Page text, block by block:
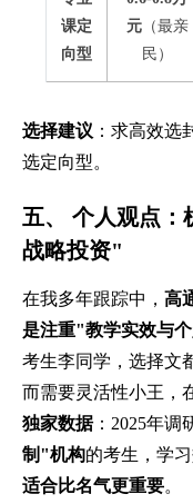
课定
向型
元（最亲
民）
选择建议 ：求高效选
选定向型。
五、 个人观点
战略投资"
在我多年跟踪中， 高
是注重"教学实效与
考生李同学，选择文
而需要灵活性小王，
独家数据：2025年调
制"机构的考生，学
适合比名气更重要。